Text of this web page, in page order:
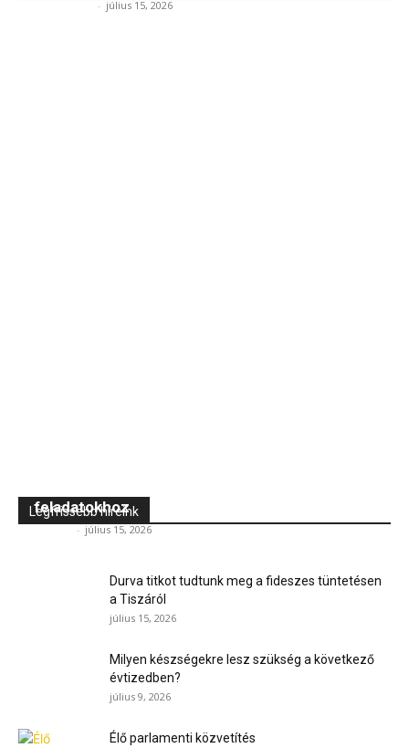
- július 15, 2026
Legfrissebb híreink
feladatokhoz
- július 15, 2026
Durva titkot tudtunk meg a fideszes tüntetésen
a Tiszáról
július 15, 2026
Milyen készségekre lesz szükség a következő
évtizedben?
július 9, 2026
Élő parlamenti közvetítés